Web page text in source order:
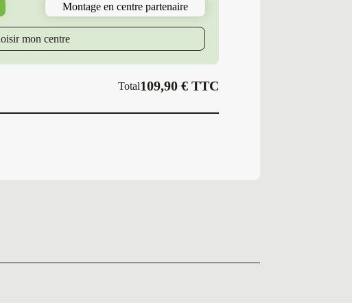
Montage en centre partenaire
mon centre
Total109,90 €TTC